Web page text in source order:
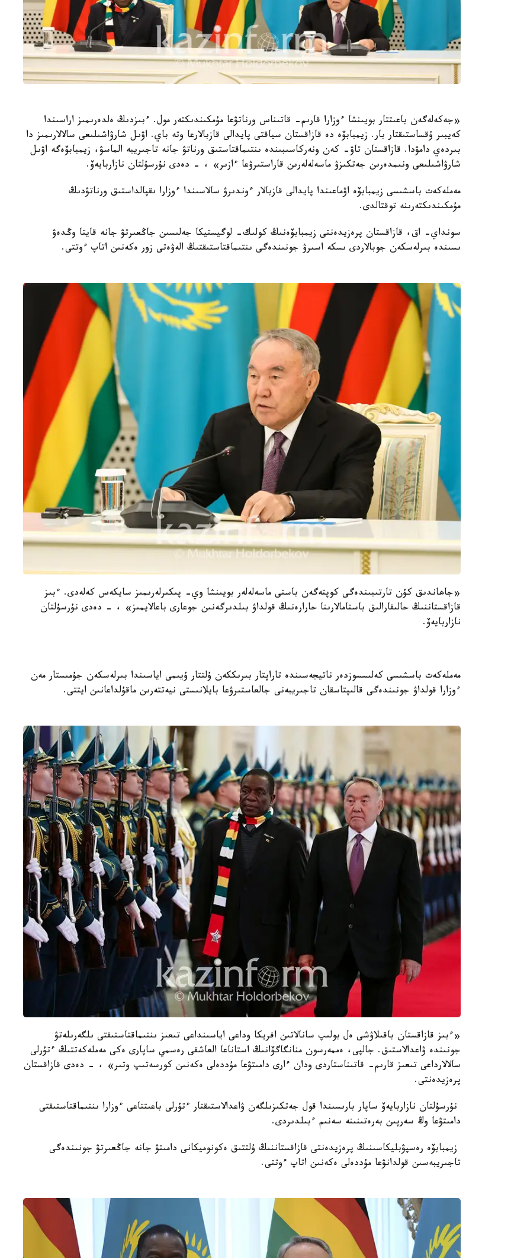
«جەكەلەگەن باعىتتار بويىنشا ءوزارا قارىم- قاتىناس ورناتۋعا مۇمكىندىكتەر مول. ءبىزدىڭ ەلدەرىمىز اراسىندا
كەيبىر ۇقساستىقتار بار. زيمبابۆە دە قازاقستان سياقتى پايدالى قازبالارعا وتە باي. اۋىل شارۋاشىلىعى سالالارىمىز دا
بىردەي دامۋدا. قازاقستان تاۋ- كەن ونەركاسىبىندە ىنتىماقتاستىق ورناتۋ جانە تاجىريبە الماسۋ، زيمبابۆەگە اۋىل
شارۋاشىلىعى ونىمدەرىن جەتكىزۋ ماسەلەلەرىن قاراستىرۋعا ءازىر» ، - دەدى نۇرسۇلتان نازاربايەۆ.
مەملەكەت باسشىسى زيمبابۆە اۋماعىندا پايدالى قازبالار ءوندىرۋ سالاسىندا ءوزارا ىقپالداستىق ورناتۋدىڭ
مۇمكىندىكتەرىنە توقتالدى.
سونداي- اق، قازاقستان پرەزيدەنتى زيمبابۆەنىڭ كولىك- لوگيستيكا جەلىسىن جاڭعىرتۋ جانە قايتا وڭدەۋ
ىسىندە بىرلەسكەن جوبالاردى ىسكە اسىرۋ جونىندەگى ىنتىماقتاستىقتىڭ الەۋەتى زور ەكەنىن اتاپ ءوتتى.
«جاھاندىق كۇن تارتىبىندەگى كوپتەگەن باستى ماسەلەلەر بويىنشا وي- پىكىرلەرىمىز سايكەس كەلەدى. ءبىز
قازاقستاننىڭ حالىقارالىق باستامالارىنا حارارەنىڭ قولداۋ بىلدىرگەنىن جوعارى باعالايمىز» ، - دەدى نۇرسۇلتان
نازاربايەۆ.
مەملەكەت باسشىسى كەلىسسوزدەر ناتيجەسىندە تاراپتار بىرىككەن ۇلتتار ۇيىمى اياسىندا بىرلەسكەن جۇمىستار مەن
ءوزارا قولداۋ جونىندەگى قالىپتاسقان تاجىريبەنى جالعاستىرۋعا بايلانىستى نيەتتەرىن ماقۇلداعانىن ايتتى.
«ءبىز قازاقستان باقىلاۋشى ەل بولىپ سانالاتىن افريكا وداعى اياسىنداعى تىعىز ىنتىماقتاستىقتى ىلگەرىلەتۋ
جونىندە ۋاعدالاستىق. جالپى، ەممەرسون منانگاگۆانىڭ استاناعا العاشقى رەسمي ساپارى ەكى مەملەكەتتىڭ ءتۇرلى
سالالارداعى تىعىز قارىم- قاتىناستاردى ودان ءارى دامىتۋعا مۇددەلى ەكەنىن كورسەتىپ وتىر» ، - دەدى قازاقستان
پرەزيدەنتى.
نۇرسۇلتان نازاربايەۆ ساپار بارىسىندا قول جەتكىزىلگەن ۋاعدالاستىقتار ءتۇرلى باعىتتاعى ءوزارا ىنتىماقتاستىقتى
دامىتۋعا وڭ سەرپىن بەرەتىنىنە سەنىم ءبىلدىردى.
زيمبابۆە رەسپۋبليكاسىنىڭ پرەزيدەنتى قازاقستاننىڭ ۇلتتىق ەكونوميكانى دامىتۋ جانە جاڭعىرتۋ جونىندەگى
تاجىريبەسىن قولدانۋعا مۇددەلى ەكەنىن اتاپ ءوتتى.